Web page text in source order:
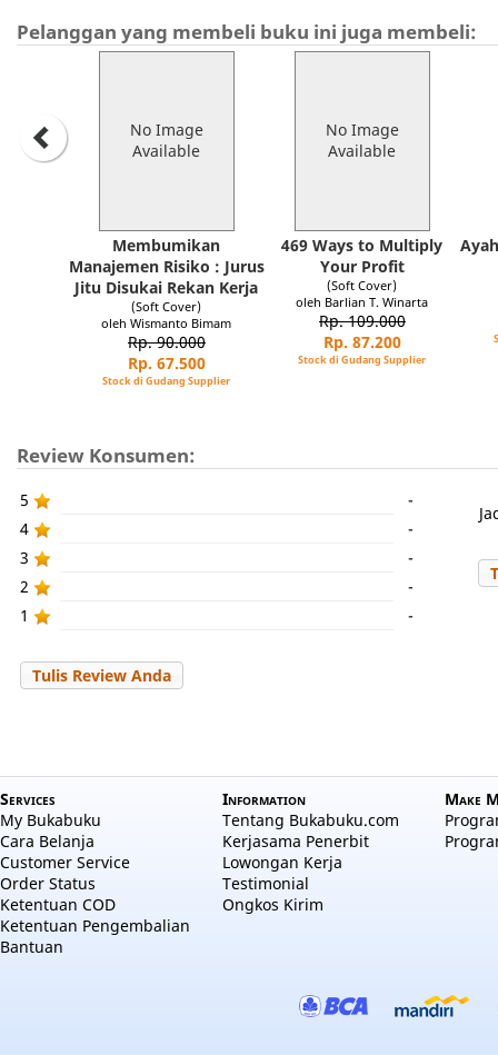
Pelanggan yang membeli buku ini juga membeli:
No Image
Available
Membumikan
Manajemen Risiko : Jurus
Jitu Disukai Rekan Kerja
(Soft Cover)
oleh Wismanto Bimam
Rp. 90.000
Rp. 67.500
Stock di Gudang Supplier
No Image
Available
469 Ways to Multiply
Your Profit
(Soft Cover)
oleh Barlian T. Winarta
Rp. 109.000
Rp. 87.200
Stock di Gudang Supplier
Review Konsumen:
5
-
4
-
3
-
2
-
1
-
Tulis Review Anda
Services
My Bukabuku
Cara Belanja
Customer Service
Order Status
Ketentuan COD
Ketentuan Pengembalian
Bantuan
Information
Tentang Bukabuku.com
Kerjasama Penerbit
Lowongan Kerja
Testimonial
Ongkos Kirim
Make